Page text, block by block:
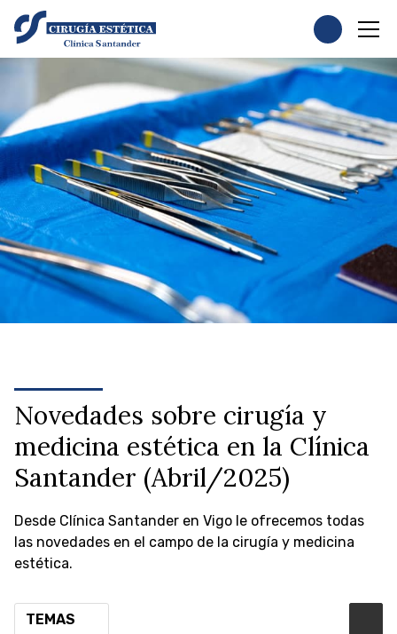
Novedades sobre cirugía y
medicina estética en la Clínica
Santander (Abril/2025)
Desde Clínica Santander en Vigo le ofrecemos todas
las novedades en el campo de la cirugía y medicina
estética.
TEMAS